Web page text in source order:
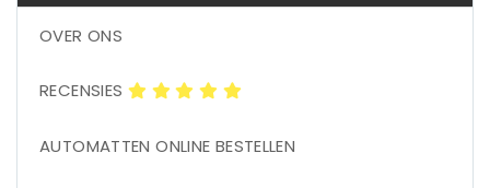
OVER ONS
RECENSIES
AUTOMATTEN ONLINE BESTELLEN